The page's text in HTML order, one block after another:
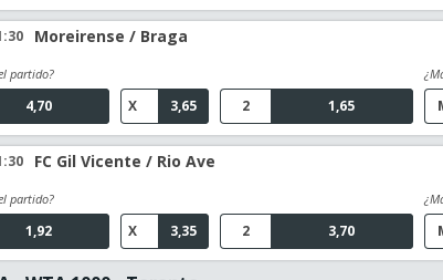
Moreirense / Braga
partido?
4,70 3,65
X 1,65
2
FC Gil Vicente / Rio Ave
partido?
1,92 3,35
X 3,70
2